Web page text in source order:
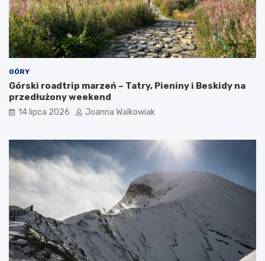
GÓRY
Górski roadtrip marzeń – Tatry, Pieniny i Beskidy na
przedłużony weekend
14 lipca 2026 Joanna Walkowiak